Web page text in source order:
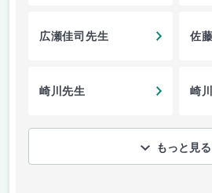
広瀬佳司先生 佐
崎川先生 崎
もっと見る